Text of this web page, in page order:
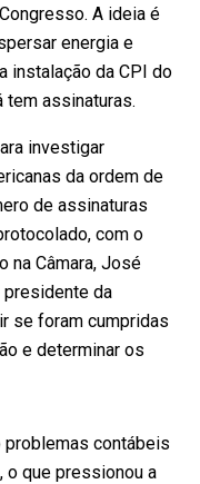
A ideia é
energia e
instalação da CPI do
tem assinaturas.
investigar
da ordem de
de assinaturas
com o
na Câmara, José
presidente da
se foram cumpridas
e determinar os
problemas contábeis
o que pressionou a